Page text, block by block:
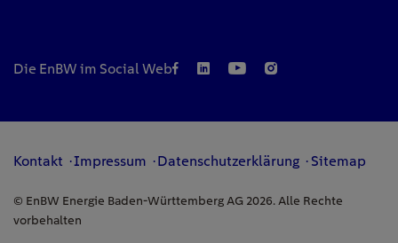
Die EnBW im Social Web
Kontakt Impressum Datenschutzerklärung Sitemap
© EnBW Energie Baden-Württemberg AG 2026. Alle Rechte
vorbehalten